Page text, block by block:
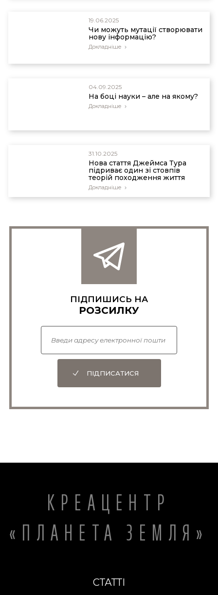
19.06.2025
Чи можуть мутації створювати
нову інформацію?
Докладніше
04.09.2025
На боці науки – але на якому?
Докладніше
31.10.2025
Нова стаття Джеймса Тура
підриває один зі стовпів
теорій походження життя
Докладніше
ПІДПИШИСЬ НА
РОЗСИЛКУ
ПІДПИСАТИСЯ
КРЕАЦЕНТР
«ПЛАНЕТА ЗЕМЛЯ»
СТАТТІ